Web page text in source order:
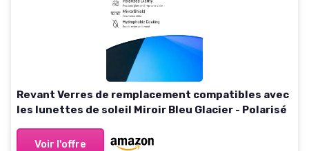
Revant Verres de remplacement compatibles avec
les lunettes de soleil Miroir Bleu Glacier - Polarisé
Voir l'offre